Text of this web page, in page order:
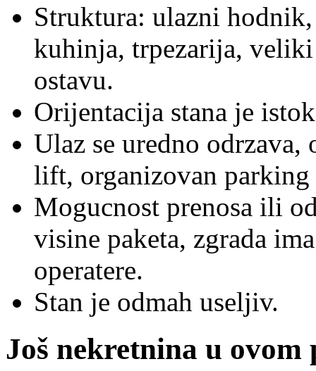
Struktura: ulazni
kuhinja, trpezarija,
ostavu.
Orijentacija stana je
Ulaz se uredno odrzava,
lift, organizovan parking
Mogucnost prenosa ili
visine paketa, zgrada
operatere.
Stan je odmah useljiv.
Još nekretnina u ovom